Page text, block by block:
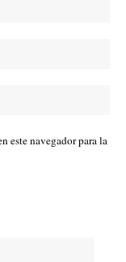
este navegador para la